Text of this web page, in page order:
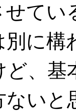
せてい
別に
ど、基
ないと